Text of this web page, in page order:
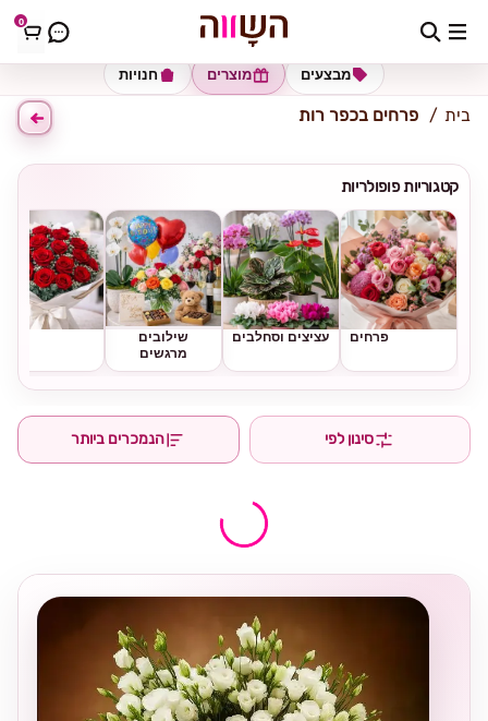
0 כתובת למשלוח הזינו כתובת
חנויות מוצרים מבצעים
בית פרחים בכפר רות
קטגוריות פופולריות
פרחים עציצים וסחלבים
שילובים
מרגשים
סינון לפי הנמכרים ביותר